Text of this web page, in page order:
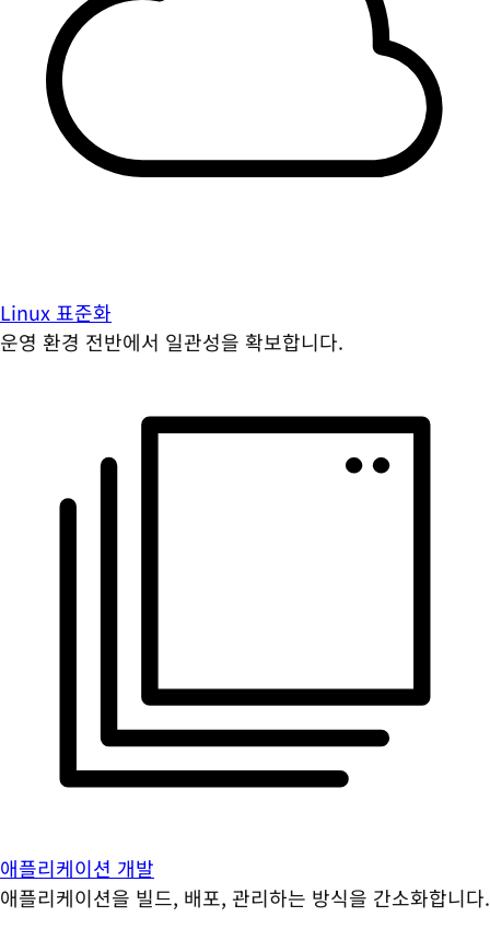
Linux 표준화
운영 환경 전반에서 일관성을 확보합니다.
애플리케이션 개발
애플리케이션을 빌드, 배포, 관리하는 방식을 간소화합니다.